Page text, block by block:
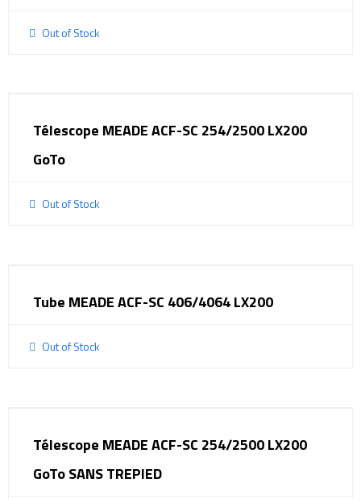
Out of Stock
Télescope MEADE ACF-SC 254/2500 LX200
GoTo
Out of Stock
Tube MEADE ACF-SC 406/4064 LX200
Out of Stock
Télescope MEADE ACF-SC 254/2500 LX200
GoTo SANS TREPIED